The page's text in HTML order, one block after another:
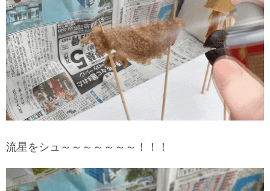
流星をシュ～～～～～～～！！！